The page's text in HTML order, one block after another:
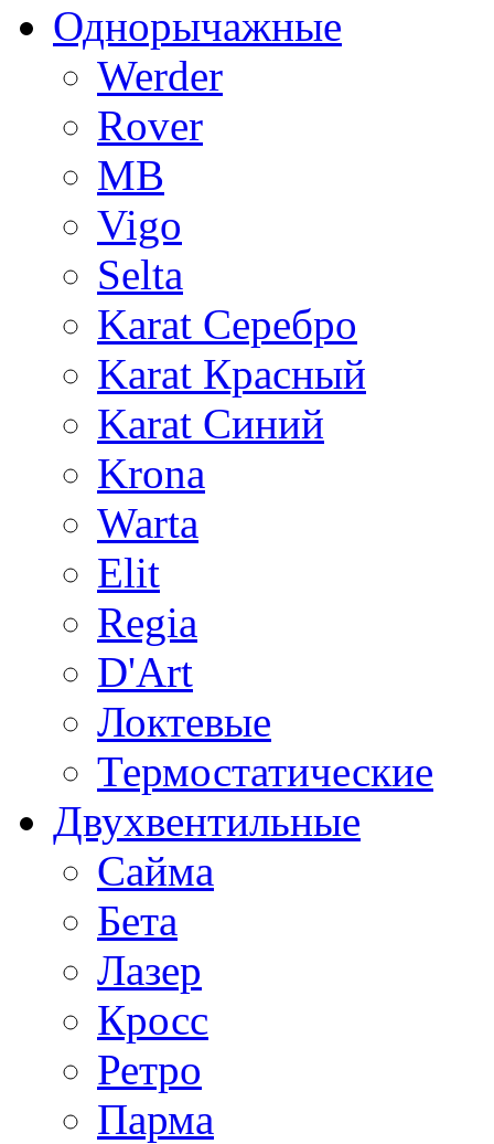
Однорычажные
Werder
Rover
MB
Vigo
Selta
Karat Серебро
Karat Красный
Karat Синий
Krona
Warta
Elit
Regia
D'Art
Локтевые
Термостатические
Двухвентильные
Сайма
Бета
Лазер
Кросс
Ретро
Парма